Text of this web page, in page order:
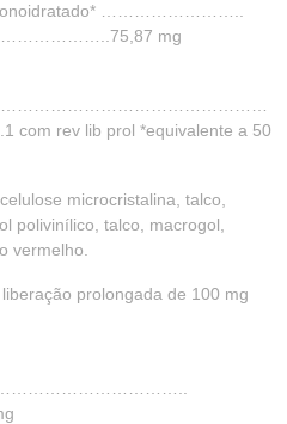
monoidratado* ……………………..
mg
lib prol *equivalente a 50
microcristalina, talco,
polivinílico, talco, macrogol,
vermelho.
prolongada de 100 mg